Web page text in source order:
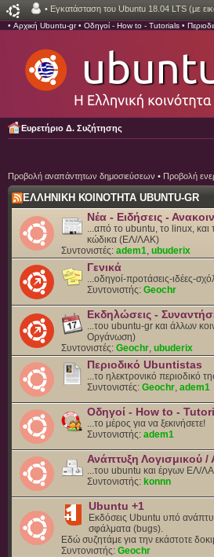
• Εγκατάσταση του Ubuntu 18.04 LTS (με
• Αρχική Ubuntu-gr• Οδηγοί - How to - Tutorials •
Ευρετήριο Δ. Συζήτησης
Προβολή αναπάντητων δημοσιεύσεων • Προβολή
ΕΛΛΗΝΙΚΗ ΚΟΙΝΟΤΗΤΑ UBUNTU-GR
Νέα - Ειδήσεις -
...από το ubuntu, το linux, και
κώδικα (ΕΛ/ΛΑΚ)
Συντονιστές: adem1 ubuderix
Γενικά
...οδηγοί-προτάσεις-ιδέες-
Συντονιστής: Geochr
Εκδηλώσεις -
...του ubuntu-gr και άλλων
Οργάνωση)
Συντονιστές: Geochr ubuderix
Περιοδικό Ubuntistas
...το ηλεκτρονικό περιοδικό
Συντονιστές: Geochr adem1
Οδηγοί - How to -
...το μέρος για να ξεκινήσετε!
Συντονιστής: adem1
Ανάπτυξη Λογισμικού /
...του ubuntu και έργων ΕΛ/
Συντονιστής: konnn
Ubuntu +1
Εκδόσεις Ubuntu υπό
σφάλματα (bugs).
Eδώ συζητάμε για την εκάστοτε
Συντονιστής: Geochr